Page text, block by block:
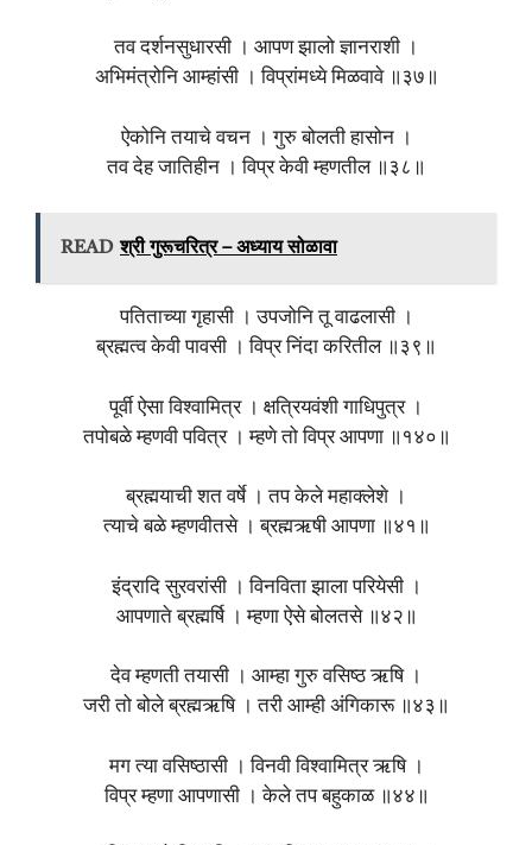
तव दर्शनसुधारसी । आपण झालो ज्ञानराशी ।
अभिमंत्रोनि आम्हांसी । विप्रांमध्ये मिळवावे ॥३७॥
ऐकोनि तयाचे वचन । गुरु बोलती हासोन ।
तव देह जातिहीन । विप्र केवी म्हणतील ॥३८॥
READ श्री गुरूचरित्र – अध्याय सोळावा
पतिताच्या गृहासी । उपजोनि तू वाढलासी ।
ब्रह्मत्व केवी पावसी । विप्र निंदा करितील ॥३९॥
पूर्वी ऐसा विश्वामित्र । क्षत्रियवंशी गाधिपुत्र ।
तपोबळे म्हणवी पवित्र । म्हणे तो विप्र आपणा ॥१४०॥
ब्रह्मयाची शत वर्षे । तप केले महाक्लेशे ।
त्याचे बळे म्हणवीतसे । ब्रह्मऋषी आपणा ॥४१॥
इंद्रादि सुरवरांसी । विनविता झाला परियेसी ।
आपणाते ब्रह्मर्षि । म्हणा ऐसे बोलतसे ॥४२॥
देव म्हणती तयासी । आम्हा गुरु वसिष्ठ ऋषि ।
जरी तो बोले ब्रह्मऋषि । तरी आम्ही अंगिकारू ॥४३॥
मग त्या वसिष्ठासी । विनवी विश्वामित्र ऋषि ।
विप्र म्हणा आपणासी । केले तप बहुकाळ ॥४४॥